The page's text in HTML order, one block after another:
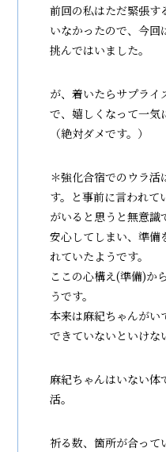
前回の私はただ緊張す
いなかったので、今回
挑んではいました。
が、着いたらサプライ
で、嬉しくなって一気
（絶対ダメです。）
＊強化合宿でのウラ
す。と事前に言われて
がいると思うと無意識
安心してしまい、準備
れていたようです。
ここの心構え(準備)か
うです。
本来は麻紀ちゃんがい
できていないといけな
麻紀ちゃんはいない体
活。
祈る数、箇所が合って